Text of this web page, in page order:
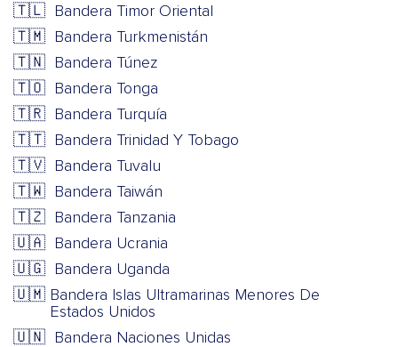
🇹🇱 Bandera Timor Oriental
🇹🇲 Bandera Turkmenistán
🇹🇳 Bandera Túnez
🇹🇴 Bandera Tonga
🇹🇷 Bandera Turquía
🇹🇹 Bandera Trinidad Y Tobago
🇹🇻 Bandera Tuvalu
🇹🇼 Bandera Taiwán
🇹🇿 Bandera Tanzania
🇺🇦 Bandera Ucrania
🇺🇬 Bandera Uganda
🇺🇲 Bandera Islas Ultramarinas Menores De
Estados Unidos
🇺🇳 Bandera Naciones Unidas